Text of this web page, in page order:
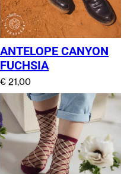
ANTELOPE CANYON
FUCHSIA
€ 21,00